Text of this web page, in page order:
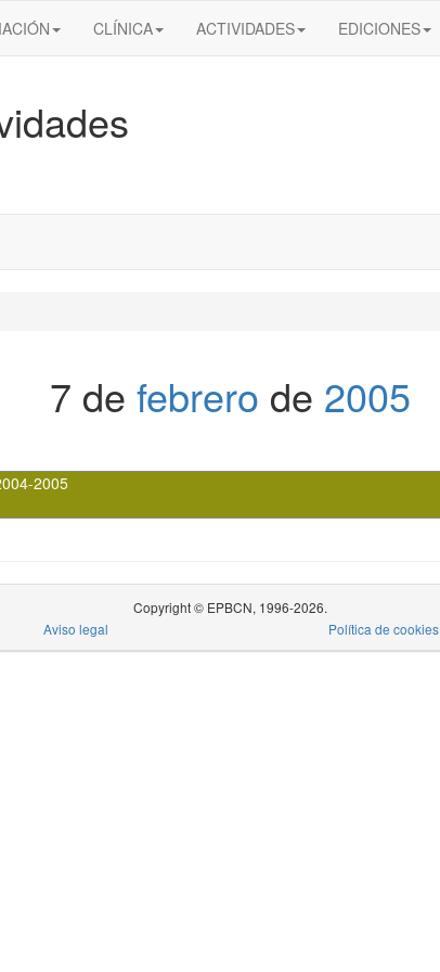
CLÍNICA ACTIVIDADES EDICIONES
7 de febrero de 2005
2005
Copyright © EPBCN, 1996-2026.
Aviso legal Política de cookies